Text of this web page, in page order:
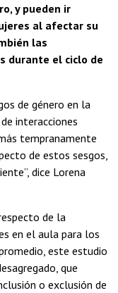
y pueden ir
al afectar su
las
durante el ciclo de
de género en la
interacciones
tempranamente
de estos sesgos,
dice Lorena
de la
en el aula para los
este estudio
que
o exclusión de